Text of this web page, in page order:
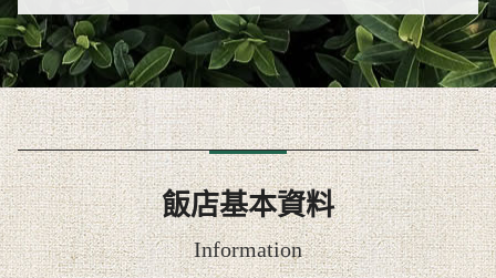
飯店基本資料
Information